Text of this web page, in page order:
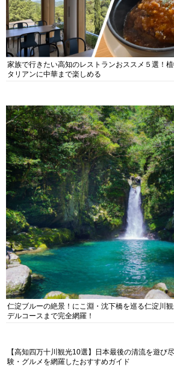
家族で行きたい高知のレストランおススメ５選！
タリアンに中華まで楽しめる
仁淀ブルーの絶景！にこ淵・沈下橋を巡る仁淀川
デルコースまで完全網羅！
【高知四万十川観光10選】日本最後の清流を遊び
験・グルメを網羅したおすすめガイド